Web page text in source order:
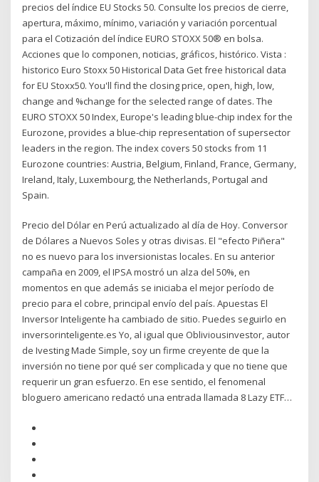
precios del índice EU Stocks 50. Consulte los precios de cierre,
apertura, máximo, mínimo, variación y variación porcentual
para el Cotización del índice EURO STOXX 50® en bolsa.
Acciones que lo componen, noticias, gráficos, histórico. Vista :
historico Euro Stoxx 50 Historical Data Get free historical data
for EU Stoxx50. You'll find the closing price, open, high, low,
change and %change for the selected range of dates. The
EURO STOXX 50 Index, Europe's leading blue-chip index for the
Eurozone, provides a blue-chip representation of supersector
leaders in the region. The index covers 50 stocks from 11
Eurozone countries: Austria, Belgium, Finland, France, Germany,
Ireland, Italy, Luxembourg, the Netherlands, Portugal and
Spain.
Precio del Dólar en Perú actualizado al día de Hoy. Conversor
de Dólares a Nuevos Soles y otras divisas. El "efecto Piñera"
no es nuevo para los inversionistas locales. En su anterior
campaña en 2009, el IPSA mostró un alza del 50%, en
momentos en que además se iniciaba el mejor período de
precio para el cobre, principal envío del país. Apuestas El
Inversor Inteligente ha cambiado de sitio. Puedes seguirlo en
inversorinteligente.es Yo, al igual que Obliviousinvestor, autor
de Ivesting Made Simple, soy un firme creyente de que la
inversión no tiene por qué ser complicada y que no tiene que
requerir un gran esfuerzo. En ese sentido, el fenomenal
bloguero americano redactó una entrada llamada 8 Lazy ETF…